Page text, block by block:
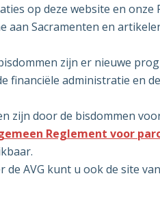
op deze website en
aan Sacramenten en
zijn er nieuwe
financiële administratie en
zijn door de bisdommen
Reglement voor
AVG kunt u ook de site van